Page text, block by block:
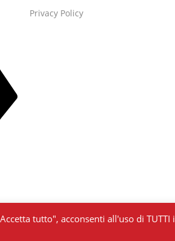
Privacy Policy
tutto", acconsenti all'uso di TUTTI i